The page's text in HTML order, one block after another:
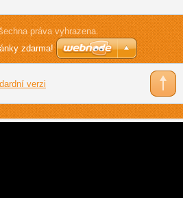
práva vyhrazena.
zdarma!
verzi